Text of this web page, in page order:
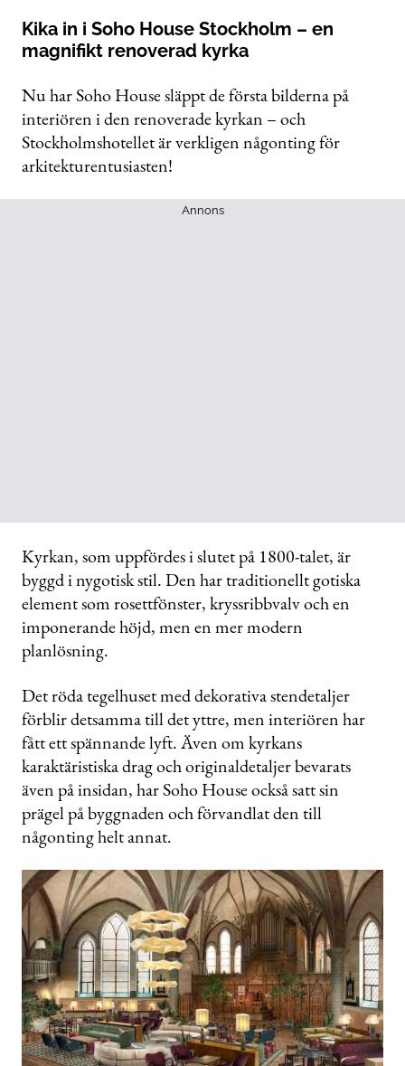
Kika in i Soho House Stockholm – en
magnifikt renoverad kyrka
Nu har Soho House släppt de första bilderna på
interiören i den renoverade kyrkan – och
Stockholmshotellet är verkligen någonting för
arkitekturentusiasten!
Annons
Kyrkan, som uppfördes i slutet på 1800-talet, är
byggd i nygotisk stil. Den har traditionellt gotiska
element som rosettfönster, kryssribbvalv och en
imponerande höjd, men en mer modern
planlösning.
Det röda tegelhuset med dekorativa stendetaljer
förblir detsamma till det yttre, men interiören har
fått ett spännande lyft. Även om kyrkans
karaktäristiska drag och originaldetaljer bevarats
även på insidan, har Soho House också satt sin
prägel på byggnaden och förvandlat den till
någonting helt annat.